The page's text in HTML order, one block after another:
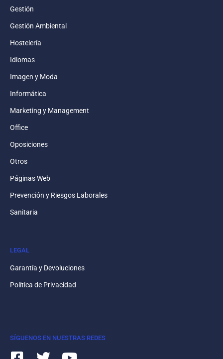
Gestión
Gestión Ambiental
Hostelería
Idiomas
Imagen y Moda
Informática
Marketing y Management
Office
Oposiciones
Otros
Páginas Web
Prevención y Riesgos Laborales
Sanitaria
LEGAL
Garantía y Devoluciones
Política de Privacidad
SÍGUENOS EN NUESTRAS REDES